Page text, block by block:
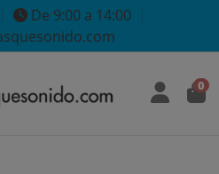
De 9:00 a 14:00
0